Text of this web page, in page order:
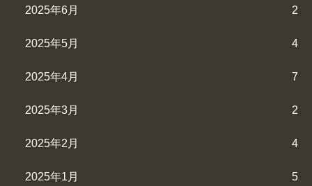
2025年6月 2
2025年5月 4
2025年4月 7
2025年3月 2
2025年2月 4
2025年1月 5